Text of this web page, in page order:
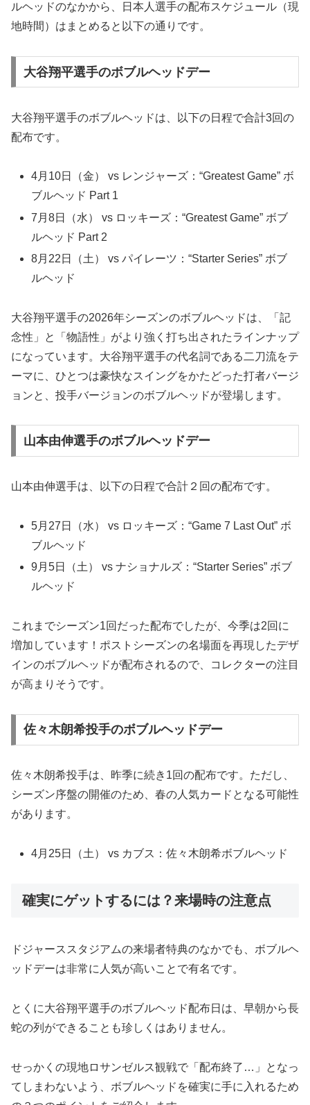
ルヘッドのなかから、日本人選手の配布スケジュール（現
地時間）はまとめると以下の通りです。
大谷翔平選手のボブルヘッドデー
大谷翔平選手のボブルヘッドは、以下の日程で合計3回の
配布です。
4月10日（金） vs レンジャーズ：“Greatest Game” ボ
ブルヘッド Part 1
7月8日（水） vs ロッキーズ：“Greatest Game” ボブ
ルヘッド Part 2
8月22日（土） vs パイレーツ：“Starter Series” ボブ
ルヘッド
大谷翔平選手の2026年シーズンのボブルヘッドは、「記
念性」と「物語性」がより強く打ち出されたラインナップ
になっています。大谷翔平選手の代名詞である二刀流をテ
ーマに、ひとつは豪快なスイングをかたどった打者バージ
ョンと、投手バージョンのボブルヘッドが登場します。
山本由伸選手のボブルヘッドデー
山本由伸選手は、以下の日程で合計２回の配布です。
5月27日（水） vs ロッキーズ：“Game 7 Last Out” ボ
ブルヘッド
9月5日（土） vs ナショナルズ：“Starter Series” ボブ
ルヘッド
これまでシーズン1回だった配布でしたが、今季は2回に
増加しています！ポストシーズンの名場面を再現したデザ
インのボブルヘッドが配布されるので、コレクターの注目
が高まりそうです。
佐々木朗希投手のボブルヘッドデー
佐々木朗希投手は、昨季に続き1回の配布です。ただし、
シーズン序盤の開催のため、春の人気カードとなる可能性
があります。
4月25日（土） vs カブス：佐々木朗希ボブルヘッド
確実にゲットするには？来場時の注意点
ドジャーススタジアムの来場者特典のなかでも、ボブルヘ
ッドデーは非常に人気が高いことで有名です。
とくに大谷翔平選手のボブルヘッド配布日は、早朝から長
蛇の列ができることも珍しくはありません。
せっかくの現地ロサンゼルス観戦で「配布終了…」となっ
てしまわないよう、ボブルヘッドを確実に手に入れるため